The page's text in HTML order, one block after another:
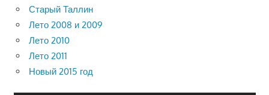
Старый Таллин
Лето 2008 и 2009
Лето 2010
Лето 2011
Новый 2015 год